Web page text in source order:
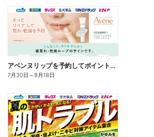
アベンヌリップを予約してポイントゲット!
7月30日 ～8月18日